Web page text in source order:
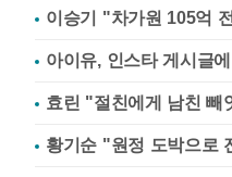
이승기 "차가원 105억
아이유, 인스타 게시글
효린 "절친에게 남친 빼
황기순 "원정 도박으로